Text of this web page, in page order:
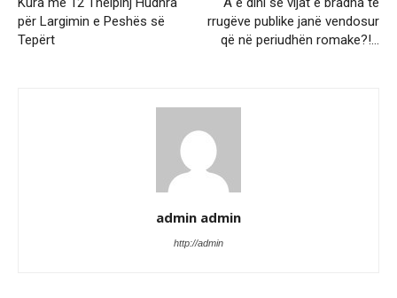
për Largimin e Peshës së
Tepërt
rrugëve publike janë vendosur
që në periudhën romake?!…
admin admin
http://admin